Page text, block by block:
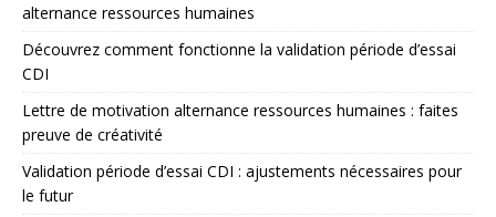
alternance ressources humaines
Découvrez comment fonctionne la validation période d’essai
CDI
Lettre de motivation alternance ressources humaines : faites
preuve de créativité
Validation période d’essai CDI : ajustements nécessaires pour
le futur